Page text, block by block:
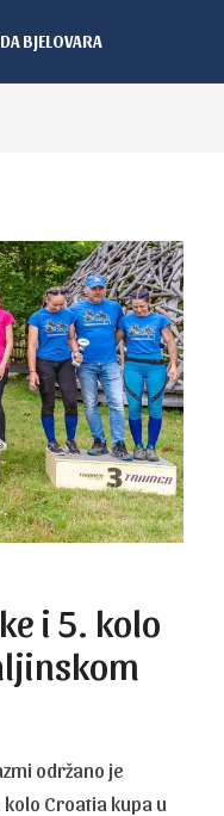
BJELOVARA
i 5. kolo
održano je
Croatia kupa u